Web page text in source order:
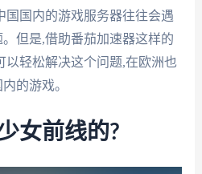
国国内的游戏服务器往往会遇
但是,借助番茄加速器这样的
以轻松解决这个问题,在欧洲也
的游戏。
女前线的?